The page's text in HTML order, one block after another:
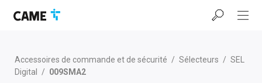
navigation
page
Accessoires de commande et de sécurité / Sélecteurs / SEL
Digital
/ 009SMA2